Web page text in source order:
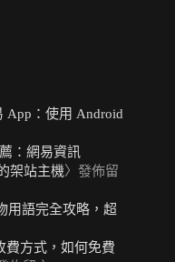
App：使用 Android
：網易資訊
架站主機〉發佈留
用語完全攻略，超
費方式，如何免費